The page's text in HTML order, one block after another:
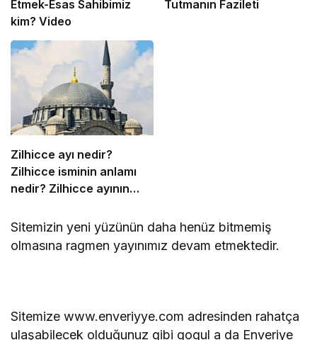
Etmek-Esas Sahibimiz
kim? Video
Tutmanın Fazileti
Zilhicce ayı nedir?
Zilhicce isminin anlamı
nedir? Zilhicce ayının
ayet ve hadisler neler?
Zilhicce ayında ne
yapılır? Zilhicce ayı
Sitemizin yeni yüzünün daha henüz bitmemiş
olmasına ragmen yayınımız devam etmektedir.
Sitemize www.enveriyye.com adresinden rahatça
ulaşabilecek olduğunuz gibi gogul a da Enveriye